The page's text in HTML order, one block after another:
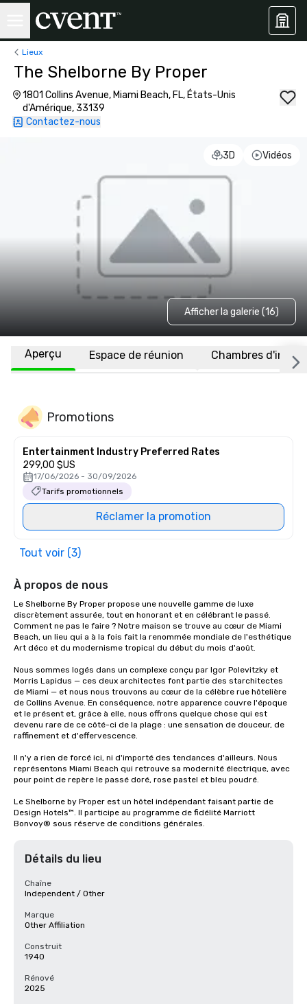
Lieux
The Shelborne By Proper
1801 Collins Avenue, Miami Beach, FL, États-Unis
d'Amérique, 33139
Contactez-nous
3D Vidéos
Afficher la galerie (16)
Aperçu Espace de réunion Chambres
Promotions
Entertainment Industry Preferred Rates
299,00 $US
17/06/2026 - 30/09/2026
Tarifs promotionnels
Réclamer la promotion
Tout voir (3)
À propos de nous
Le Shelborne By Proper propose une nouvelle gamme de luxe
discrètement assurée, tout en honorant et en célébrant le passé.
Comment ne pas le faire ? Notre maison se trouve au cœur de Miami
Beach, un lieu qui a à la fois fait la renommée mondiale de l'esthétique
Art déco et du modernisme tropical du début du mois d'août.
Nous sommes logés dans un complexe conçu par Igor Polevitzky et
Morris Lapidus — ces deux architectes font partie des starchitectes
de Miami — et nous nous trouvons au cœur de la célèbre rue hôtelière
de Collins Avenue. En conséquence, notre apparence couvre l'époque
et le présent et, grâce à elle, nous offrons quelque chose qui est
devenu rare de ce côté-ci de la plage : une sensation de douceur, de
raffinement et d'effervescence.
Il n'y a rien de forcé ici, ni d'importé des tendances d'ailleurs. Nous
représentons Miami Beach qui retrouve sa modernité électrique, avec
pour point de repère le passé doré, rose pastel et bleu poudré.
Le Shelborne by Proper est un hôtel indépendant faisant partie de
Design Hotels™. Il participe au programme de fidélité Marriott
Bonvoy® sous réserve de conditions générales.
Détails du lieu
Chaîne
Independent / Other
Marque
Other Affiliation
Construit
1940
Rénové
2025